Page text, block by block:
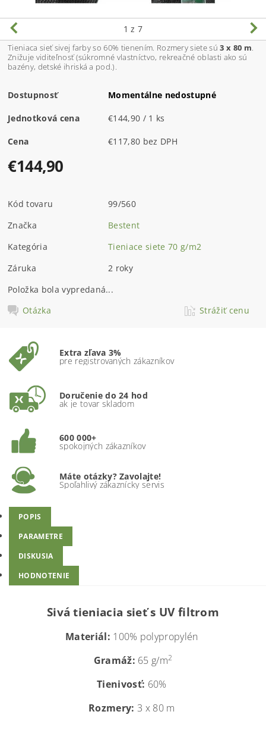
1 z 7
Tieniaca sieť sivej farby so 60% tienením. Rozmery siete sú3 x 80 m
Znižuje viditeľnosť (súkromné vlastníctvo, rekreačné oblasti ako sú
bazény, detské ihriská a pod.).
Dostupnosť Momentálne nedostupné
Jednotková cena €144,90 / 1 ks
Cena €117,80 bez DPH
€144,90
Kód tovaru
99/560
Značka
Bestent
Kategória
Tieniace siete 70 g/m2
Záruka
2 roky
Položka bola vypredaná...
Otázka
Strážiť cenu
Extra zľava 3%
pre registrovaných zákazníkov
Doručenie do 24 hod
ak je tovar skladom
600 000+
spokojných zákazníkov
Máte otázky? Zavolajte!
Spoľahlivý zákaznícky servis
POPIS
PARAMETRE
DISKUSIA
HODNOTENIE
Sivá tieniacia sieť s UV filtrom
Materiál: 100% polypropylén
Gramáž: 65 g/m2
Tienivosť: 60%
Rozmery: 3 x 80 m